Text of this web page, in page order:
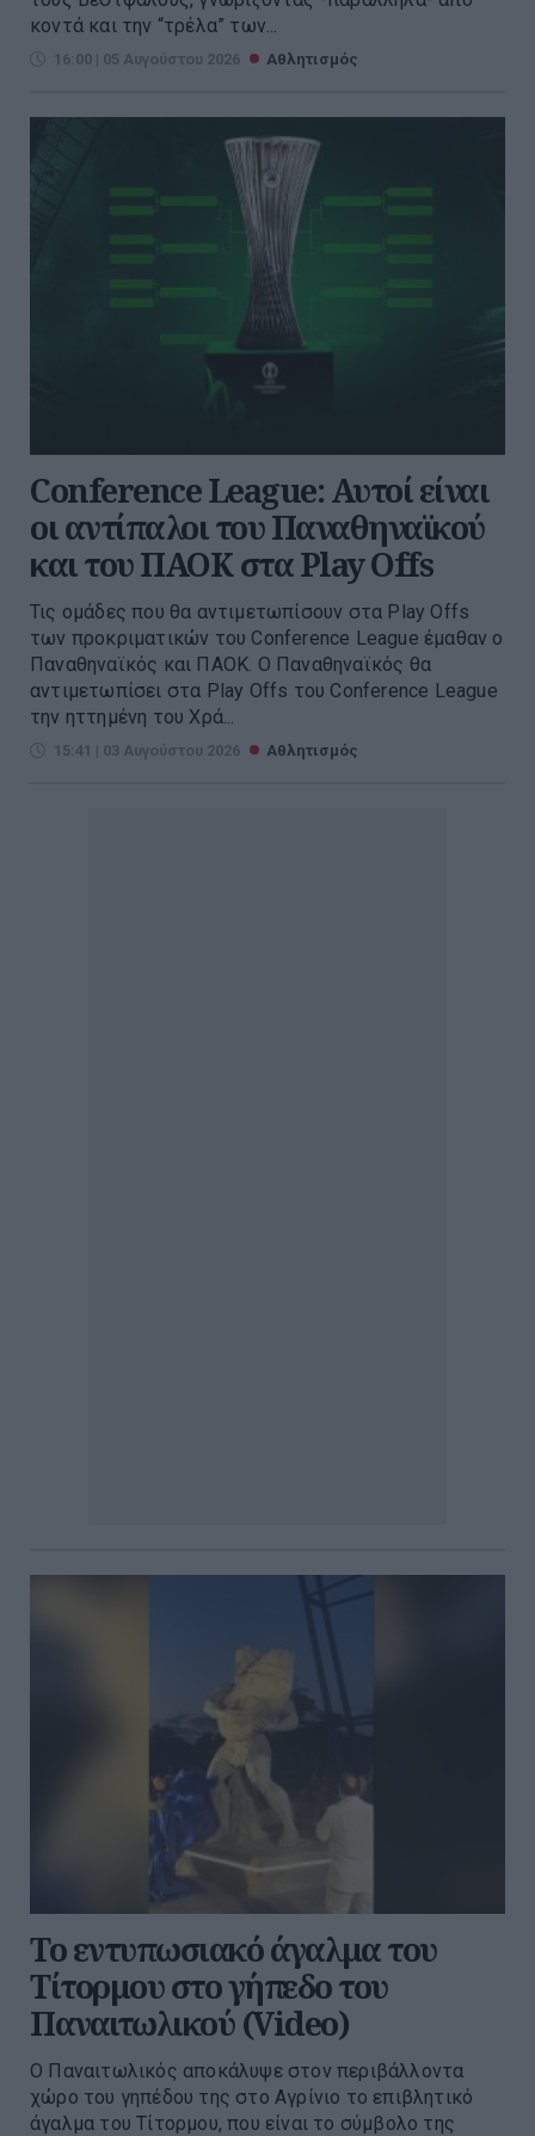
κοντά και την “τρέλα” των...
16:00 | 05 Αυγούστου 2026 Αθλητισμός
Conference League: Αυτοί είναι
οι αντίπαλοι του Παναθηναϊκού
και του ΠΑΟΚ στα Play Offs
Τις ομάδες που θα αντιμετωπίσουν στα Play Offs
των προκριματικών του Conference League έμαθαν ο
Παναθηναϊκός και ΠΑΟΚ. O Παναθηναϊκός θα
αντιμετωπίσει στα Play Offs του Conference League
την ηττημένη του Χρά...
15:41 | 03 Αυγούστου 2026 Αθλητισμός
Το εντυπωσιακό άγαλμα του
Τίτορμου στο γήπεδο του
Παναιτωλικού (Video)
Ο Παναιτωλικός αποκάλυψε στον περιβάλλοντα
χώρο του γηπέδου της στο Αγρίνιο το επιβλητικό
άγαλμα του Τίτορμου, που είναι το σύμβολο της